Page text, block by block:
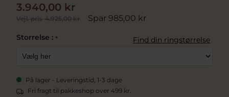
Vejl. pris4.925,00 kr Spar 985,00 kr
3.940,00 kr
Storrelse : * Find din ringstørrelse
På lager - Leveringstid, 1-3 dage
Fri fragt til pakkeshop over 499 kr.